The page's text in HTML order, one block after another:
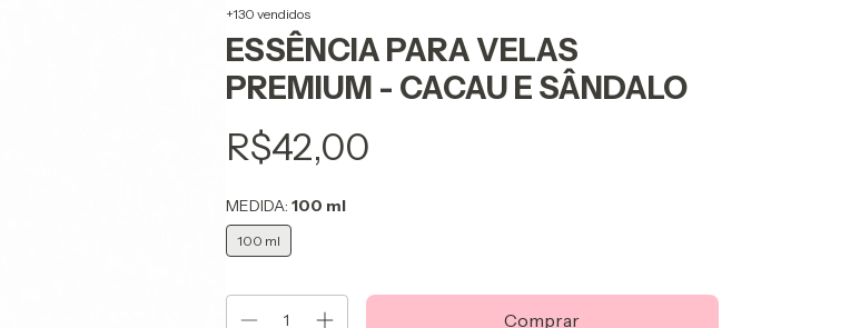
+130 vendidos
ESSÊNCIA PARA VELAS
PREMIUM - CACAU E SÂNDALO
R$42,00
MEDIDA: 100 ml
100 ml